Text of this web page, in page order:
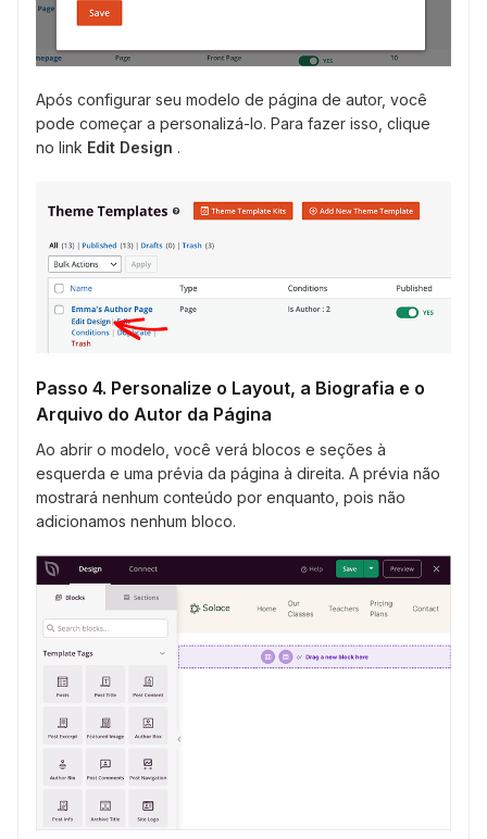
Após configurar seu modelo de página de autor, você
pode começar a personalizá-lo. Para fazer isso, clique
no link Edit Design .
Passo 4. Personalize o Layout, a Biografia e o
Arquivo do Autor da Página
Ao abrir o modelo, você verá blocos e seções à
esquerda e uma prévia da página à direita. A prévia não
mostrará nenhum conteúdo por enquanto, pois não
adicionamos nenhum bloco.